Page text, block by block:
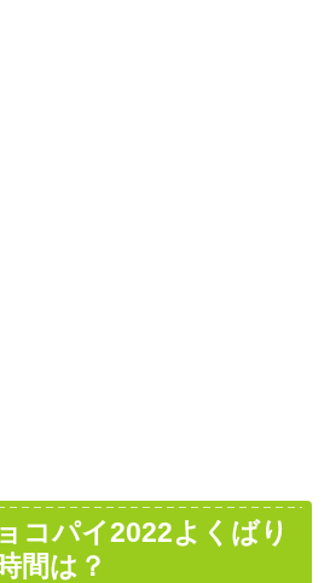
コパイ2022よくばり
間は？